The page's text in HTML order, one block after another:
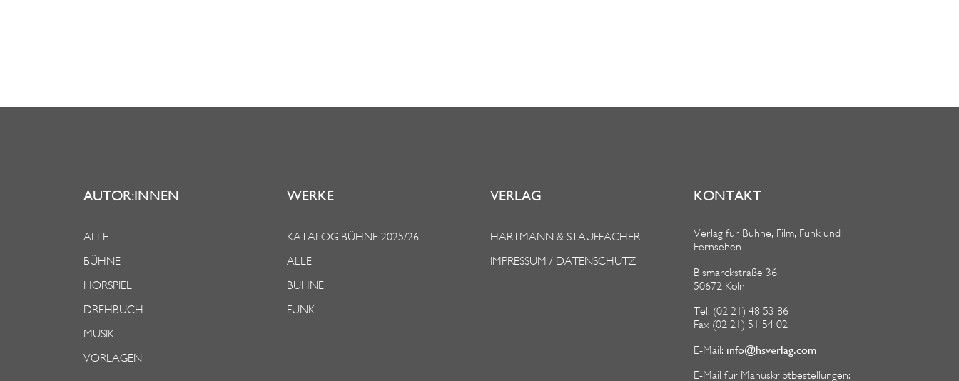
AUTOR:INNEN
ALLE
BÜHNE
HÖRSPIEL
DREHBUCH
MUSIK
VORLAGEN
WERKE
KATALOG BÜHNE 2025/26
ALLE
BÜHNE
FUNK
VERLAG
HARTMANN & STAUFFACHER
IMPRESSUM / DATENSCHUTZ
KONTAKT
Verlag für Bühne, Film, Funk und
Fernsehen
Bismarckstraße 36
50672 Köln
Tel. (02 21) 48 53 86
Fax (02 21) 51 54 02
E-Mail: info@hsverlag.com
E-Mail für Manuskriptbestellungen: